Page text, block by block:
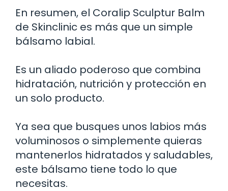
En resumen, el Coralip Sculptur Balm
de Skinclinic es más que un simple
bálsamo labial.
Es un aliado poderoso que combina
hidratación, nutrición y protección en
un solo producto.
Ya sea que busques unos labios más
voluminosos o simplemente quieras
mantenerlos hidratados y saludables,
este bálsamo tiene todo lo que
necesitas.